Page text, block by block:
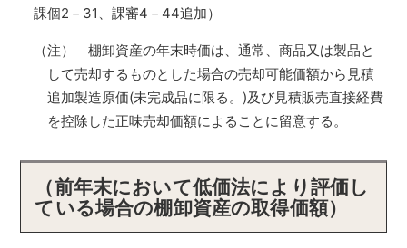
課個2－31、課審4－44追加）
（注） 棚卸資産の年末時価は、通常、商品又は製品と
して売却するものとした場合の売却可能価額から見積
追加製造原価(未完成品に限る。)及び見積販売直接経費
を控除した正味売却価額によることに留意する。
（前年末において低価法により評価し
ている場合の棚卸資産の取得価額）